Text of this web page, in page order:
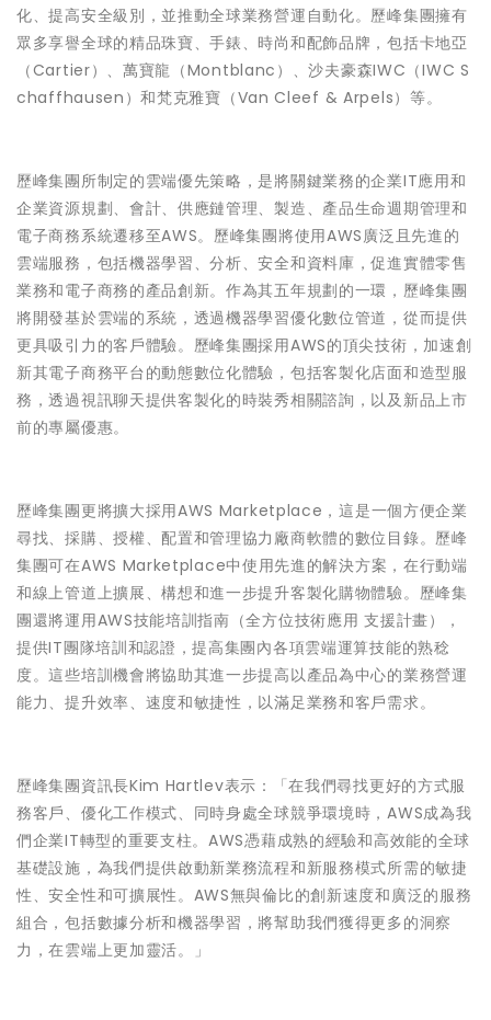
化、提高安全級別，並推動全球業務營運自動化。歷峰集團擁有
眾多享譽全球的精品珠寶、手錶、時尚和配飾品牌，包括卡地亞
（Cartier）、萬寶龍（Montblanc）、沙夫豪森IWC（IWC S
chaffhausen）和梵克雅寶（Van Cleef & Arpels）等。
歷峰集團所制定的雲端優先策略，是將關鍵業務的企業IT應用和
企業資源規劃、會計、供應鏈管理、製造、產品生命週期管理和
電子商務系統遷移至AWS。歷峰集團將使用AWS廣泛且先進的
雲端服務，包括機器學習、分析、安全和資料庫，促進實體零售
業務和電子商務的產品創新。作為其五年規劃的一環，歷峰集團
將開發基於雲端的系統，透過機器學習優化數位管道，從而提供
更具吸引力的客戶體驗。歷峰集團採用AWS的頂尖技術，加速創
新其電子商務平台的動態數位化體驗，包括客製化店面和造型服
務，透過視訊聊天提供客製化的時裝秀相關諮詢，以及新品上市
前的專屬優惠。
歷峰集團更將擴大採用AWS Marketplace，這是一個方便企業
尋找、採購、授權、配置和管理協力廠商軟體的數位目錄。歷峰
集團可在AWS Marketplace中使用先進的解決方案，在行動端
和線上管道上擴展、構想和進一步提升客製化購物體驗。歷峰集
團還將運用AWS技能培訓指南（全方位技術應用 支援計畫），
提供IT團隊培訓和認證，提高集團內各項雲端運算技能的熟稔
度。這些培訓機會將協助其進一步提高以產品為中心的業務營運
能力、提升效率、速度和敏捷性，以滿足業務和客戶需求。
歷峰集團資訊長Kim Hartlev表示：「在我們尋找更好的方式服
務客戶、優化工作模式、同時身處全球競爭環境時，AWS成為我
們企業IT轉型的重要支柱。AWS憑藉成熟的經驗和高效能的全球
基礎設施，為我們提供啟動新業務流程和新服務模式所需的敏捷
性、安全性和可擴展性。AWS無與倫比的創新速度和廣泛的服務
組合，包括數據分析和機器學習，將幫助我們獲得更多的洞察
力，在雲端上更加靈活。」